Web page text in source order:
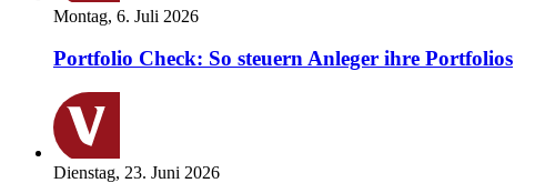
Montag, 6. Juli 2026
Portfolio Check: So steuern Anleger ihre Portfolios
Dienstag, 23. Juni 2026